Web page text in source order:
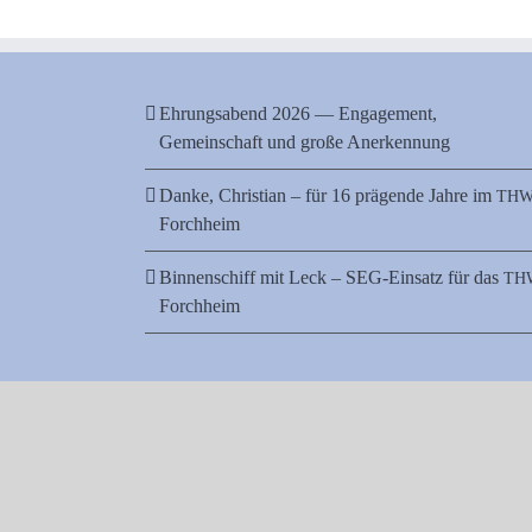
Ehrungsabend 2026 — Engagement,
Gemeinschaft und große Anerkennung
Danke, Christian – für 16 prägende Jahre im
Forchheim
Binnenschiff mit Leck – SEG-Einsatz für das
Forchheim